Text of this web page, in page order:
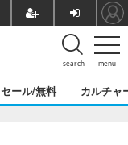
menu
search
セール/無料 カルチャ